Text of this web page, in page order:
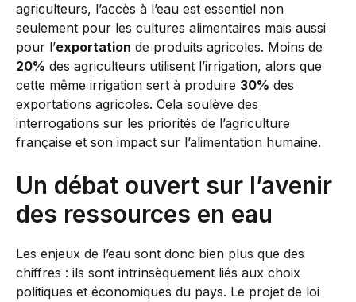
agriculteurs, l’accès à l’eau est essentiel non
seulement pour les cultures alimentaires mais aussi
pour l’exportation de produits agricoles. Moins de
20% des agriculteurs utilisent l’irrigation, alors que
cette même irrigation sert à produire 30% des
exportations agricoles. Cela soulève des
interrogations sur les priorités de l’agriculture
française et son impact sur l’alimentation humaine.
Un débat ouvert sur l’avenir
des ressources en eau
Les enjeux de l’eau sont donc bien plus que des
chiffres : ils sont intrinsèquement liés aux choix
politiques et économiques du pays. Le projet de loi